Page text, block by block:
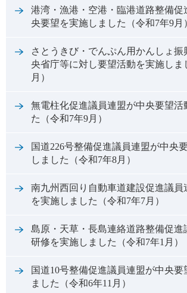
港湾・漁港・空港・臨港道路整備促
央要望を実施しました（令和7年9月
さとうきび・でんぷん用かんしょ振
央省庁等に対し要望活動を実施しま
月）
無電柱化促進議員連盟が中央要望活
た（令和7年9月）
国道226号整備促進議員連盟が中央
しました（令和7年8月）
南九州西回り自動車道建設促進議員
を実施しました（令和7年7月）
島原・天草・長島連絡道路整備促進
研修を実施しました（令和7年1月）
国道10号整備促進議員連盟が中央要
ました（令和6年11月）